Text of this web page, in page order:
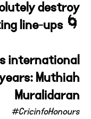
destroy
line-ups 🌀
international
Muthiah
Muralidaran
#CricinfoHonours